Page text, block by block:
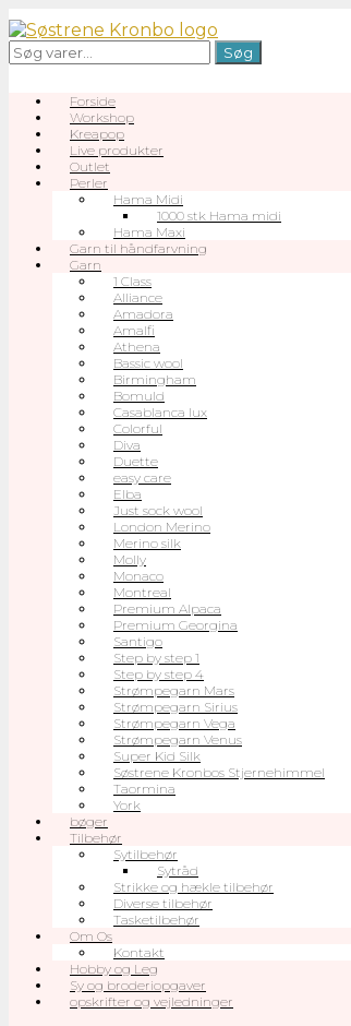
Gå
til
indhold
Søg
efter:
Søg
Forside
Workshop
Kreapop
Live produkter
Outlet
Perler
Hama Midi
1000 stk Hama midi
Hama Maxi
Garn til håndfarvning
Garn
1 Class
Alliance
Amadora
Amalfi
Athena
Bassic wool
Birmingham
Bomuld
Casablanca lux
Colorful
Diva
Duette
easy care
Elba
Just sock wool
London Merino
Merino silk
Molly
Monaco
Montreal
Premium Alpaca
Premium Georgina
Santigo
Step by step 1
Step by step 4
Strømpegarn Mars
Strømpegarn Sirius
Strømpegarn Vega
Strømpegarn Venus
Super Kid Silk
Søstrene Kronbos Stjernehimmel
Taormina
York
bøger
Tilbehør
Sytilbehør
Sytråd
Strikke og hækle tilbehør
Diverse tilbehør
Tasketilbehør
Om Os
Kontakt
Hobby og Leg
Sy og broderiopgaver
opskrifter og vejledninger